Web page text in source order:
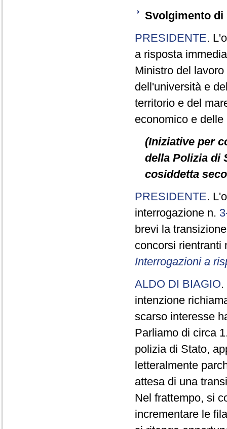
Svolgimento
PRESIDENTE.
a risposta
Ministro del
dell'università e
territorio e del
economico e
(Iniziative per
della Polizia di
cosiddetta
PRESIDENTE.
interrogazione n.
brevi la
concorsi
Interrogazioni a
ALDO DI BIAGIO
intenzione
scarso interesse
Parliamo di circa
polizia di Stato,
letteralmente
attesa di una
Nel frattempo, si
incrementare le